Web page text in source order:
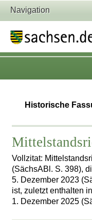
Navigation
Historische
Vollzitat:
(SächsABl. S. 398),
5. Dezember 2023
ist, zuletzt enthalten
1. Dezember 2025